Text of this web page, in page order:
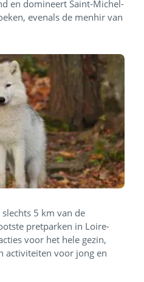
en domineert Saint-Michel-
evenals de menhir van
slechts 5 km van de
pretparken in Loire-
voor het hele gezin,
activiteiten voor jong en